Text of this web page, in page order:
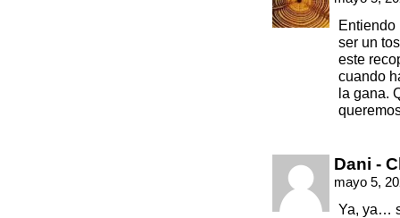
Entiendo
ser un
este
cuando
la gana.
Dani -
mayo 5,
Ya, ya…